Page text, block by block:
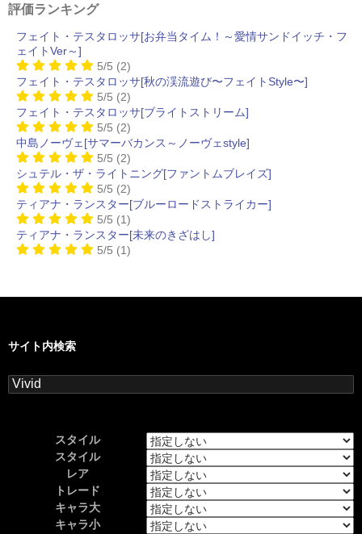
評価ランキング
フェイト・テスタロッサ[お弁当タイム！～愛情サンドイッチ・フ
ェイトVer～]
5/5 (2)
フェイト・テスタロッサ[秋の渓流遊び〜フェイトStyle〜]
5/5 (2)
フェイト・テスタロッサ[ブライトストリーム]
5/5 (2)
中島ノーヴェ[サマーバカンス～ノーヴェstyle]
5/5 (2)
シュテル・ザ・ライトニング[ファントムブレイズ]
5/5 (2)
ティアナ・ランスター[ブルーロードストライカー]
5/5 (1)
ティアナ・ランスター[未来のきざはし]
5/5 (1)
サイト内検索
検
索:
スタイル
スタイル
レア
トレード
キャラ大
キャラ小